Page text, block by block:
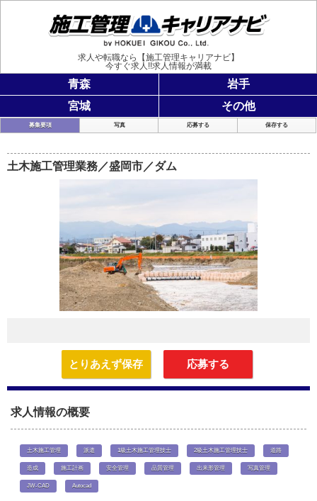
求人や転職なら【施工管理キャリアナビ】
今すぐ求人!!求人情報が満載
青森
岩手
宮城
その他
募集要項 写真 応募する 保存する
土木施工管理業務／盛岡市／ダム
とりあえず保存 応募する
求人情報の概要
土木施工管理 派遣 1級土木施工管理技士 2級土木施工管理技士 道路
造成 施工計画 安全管理 品質管理 出来形管理 写真管理
JW-CAD Autocad